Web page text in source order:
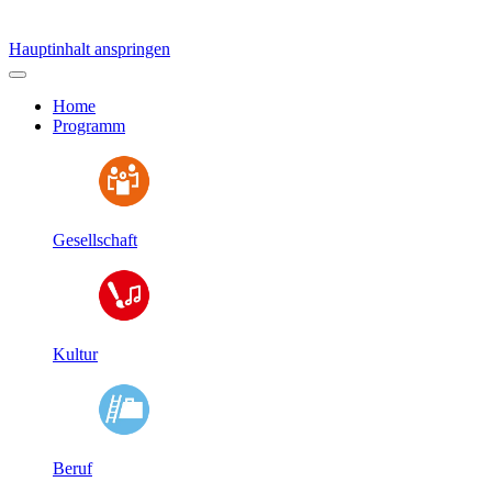
Hauptinhalt anspringen
Home
Programm
Gesellschaft
Kultur
Beruf